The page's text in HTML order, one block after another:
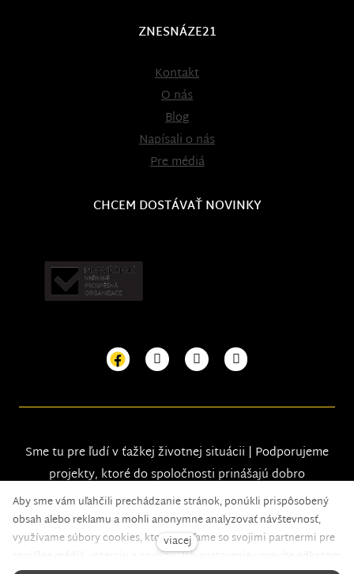
ZNESNÁZE21
Kontakt
O nás
Blog
Napísali o nás
Pre médiá
CHCEM DOSTÁVAŤ NOVINKY
Sme tu pre ľudí v ťažkej životnej situácii | Podporujeme
projekty, ktoré do spoločnosti prinášajú dobro
Aby sme vám uľahčili prechádzanie stránok, ponúkli prispôsobený
obsah alebo reklamu a mohli anonymne analyzovať návštevnosť,
využívame súbory cookies, ktoré zdieľame so svojimi partnermi pre
sociálne médiá, inzerciu a analýzu. Ich nastavenie upravíte odkazom
viacej